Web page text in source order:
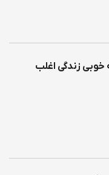
خوبی زندگی اغلب